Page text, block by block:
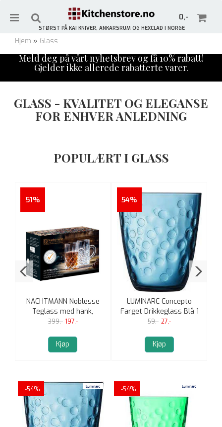
0,-
STØRST PÅ KAI KNIVER, ANKARSRUM OG HEXCLAD I NORGE
Meld deg på vårt nyhetsbrev og få 10% rabatt!
Gjelder ikke allerede rabatterte varer.
Hjem » Glass
GLASS - KVALITET OG ELEGANSE
FOR ENHVER ANLEDNING
POPULÆRT I GLASS
51%
NACHTMANN Noblesse
Teglass med hank,
250ml, 2pk
399,- 197,-
Kjøp
54%
LUMINARC Concepto
Farget Drikkeglass Blå 1
stk
59,- 27,-
Kjøp
-54% -54%
Trykk ENTER for å søke